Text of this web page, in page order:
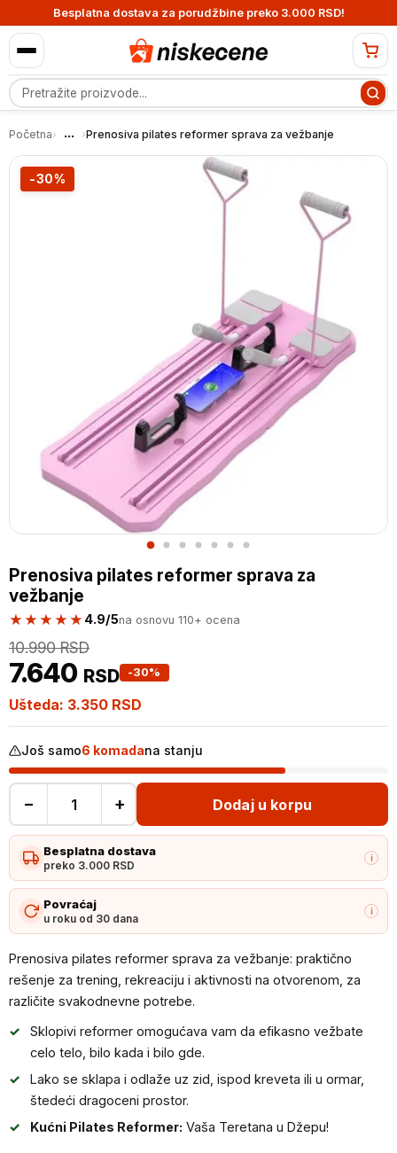
Besplatna dostava za porudžbine preko 3.000 RSD!
Pretraga proizvoda
Početna› ... ›Prenosiva pilates reformer sprava za vežbanje
-30%
Prenosiva pilates reformer sprava za
vežbanje
★★★★★ 4.9/5na osnovu 110+ ocena
-30%
7.640 RSD
10.990RSD
Ušteda: 3.350 RSD
Još samo6 komadana stanju
pilates
reformer
sprava
za
vežbanje
− + Dodaj u korpu
Besplatna dostava
preko 3.000 RSD
i
Povraćaj
u roku od 30 dana
i
Prenosiva pilates reformer sprava za vežbanje: praktično
rešenje za trening, rekreaciju i aktivnosti na otvorenom, za
različite svakodnevne potrebe.
Sklopivi reformer omogućava vam da efikasno vežbate
celo telo, bilo kada i bilo gde.
Lako se sklapa i odlaže uz zid, ispod kreveta ili u ormar,
štedeći dragoceni prostor.
Kućni Pilates Reformer: Vaša Teretana u Džepu!